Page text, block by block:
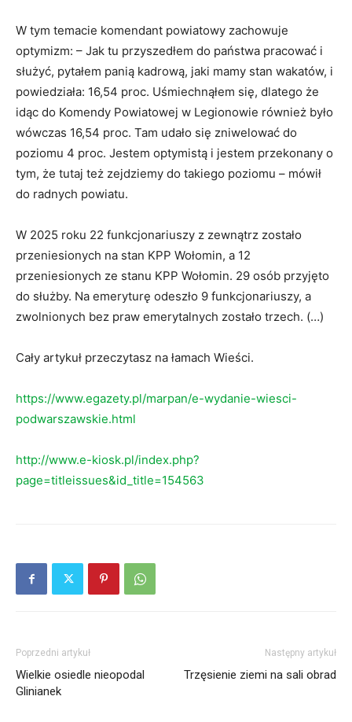
W tym temacie komendant powiatowy zachowuje
optymizm: – Jak tu przyszedłem do państwa pracować i
służyć, pytałem panią kadrową, jaki mamy stan wakatów, i
powiedziała: 16,54 proc. Uśmiechnąłem się, dlatego że
idąc do Komendy Powiatowej w Legionowie również było
wówczas 16,54 proc. Tam udało się zniwelować do
poziomu 4 proc. Jestem optymistą i jestem przekonany o
tym, że tutaj też zejdziemy do takiego poziomu – mówił
do radnych powiatu.
W 2025 roku 22 funkcjonariuszy z zewnątrz zostało
przeniesionych na stan KPP Wołomin, a 12
przeniesionych ze stanu KPP Wołomin. 29 osób przyjęto
do służby. Na emeryturę odeszło 9 funkcjonariuszy, a
zwolnionych bez praw emerytalnych zostało trzech. (…)
Cały artykuł przeczytasz na łamach Wieści.
https://www.egazety.pl/marpan/e-wydanie-wiesci-
podwarszawskie.html
http://www.e-kiosk.pl/index.php?
page=titleissues&id_title=154563
Poprzedni artykuł
Wielkie osiedle nieopodal
Glinianek
Następny artykuł
Trzęsienie ziemi na sali obrad